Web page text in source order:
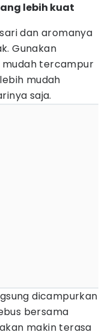
lebih kuat
dan aromanya
Gunakan
tercampur
mudah
saja.
dicampurkan
bersama
makin terasa